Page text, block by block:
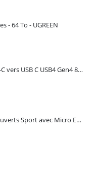
- 64 To - UGREEN
Câble 240W Câble USB-C vers USB C USB4 Gen4 80Gbps pour Thunderbolt 5/4/3, Premium 18K double écran triple 4K PD3.1 - UGREEN
Écouteurs Bluetooth ouverts Sport avec Micro ENC IPX5 – HiTune S3 UGREEN 45785